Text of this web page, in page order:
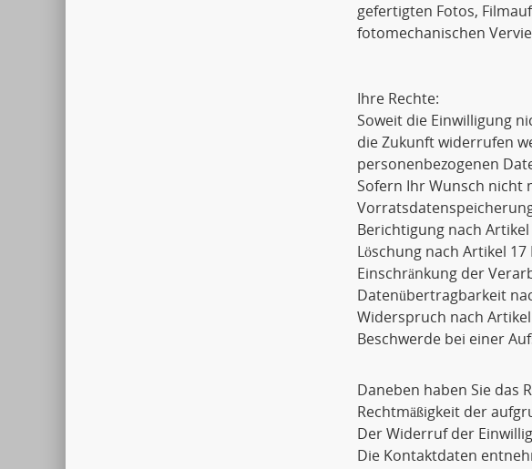
gefertigten Fotos,
fotomechanischen
Ihre Rechte:
Soweit die Einwilligung
die Zukunft widerrufen
personenbezogenen
Sofern Ihr Wunsch nicht
Berichtigung nach Artikel
Löschung nach Artikel 17
Einschränkung der
Datenübertragbarkeit
Widerspruch nach Artikel
Beschwerde bei einer
Daneben haben Sie das
Rechtmäßigkeit der
Der Widerruf der
Die Kontaktdaten